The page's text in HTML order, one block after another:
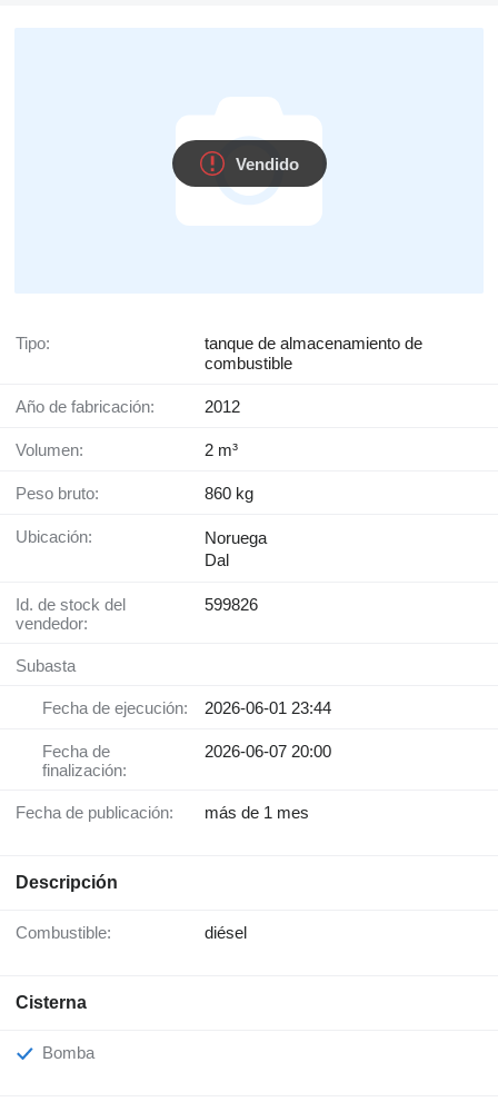
Vendido
Tipo:
tanque de almacenamiento de
combustible
Año de fabricación: 2012
Volumen: 2 m³
Peso bruto: 860 kg
Ubicación:
Noruega
Dal
Id. de stock del
vendedor:
599826
Subasta
Fecha de ejecución: 2026-06-01 23:44
Fecha de
finalización:
2026-06-07 20:00
Fecha de publicación: más de 1 mes
Descripción
Combustible: diésel
Cisterna
Bomba